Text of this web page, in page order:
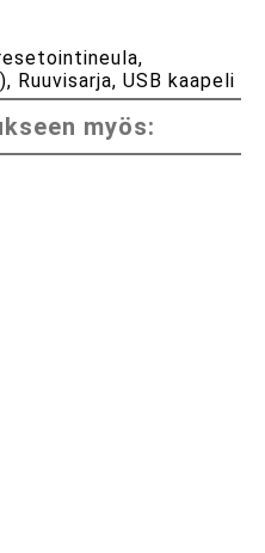
Ruuvisarja, USB kaapeli
myös: